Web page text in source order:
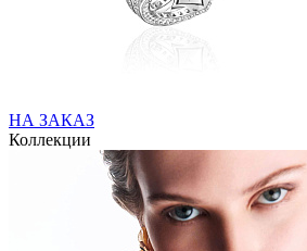
НА ЗАКАЗ
Коллекции